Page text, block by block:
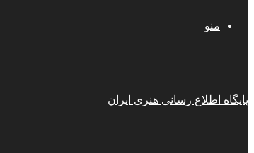
منو
پایگاه اطلاع رسانی هنری ایران